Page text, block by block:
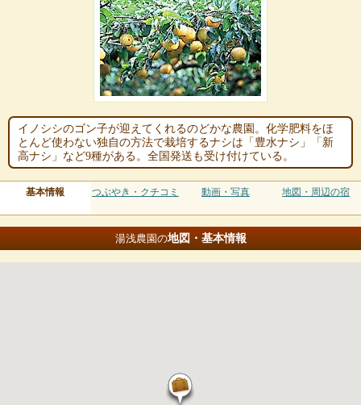
イノシシのゴン子が迎えてくれるのどかな農園。化学肥料をほ
とんど使わない独自の方法で栽培するナシは「豊水ナシ」「新
高ナシ」など9種がある。全国発送も受け付けている。
基本情報 つぶやき・クチコミ 動画・写真 地図・周辺の宿
湯浅農園の地図・基本情報